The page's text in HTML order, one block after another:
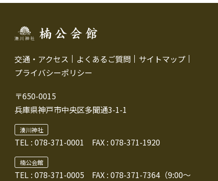
交通・アクセス よくあるご質問
サイトマップ
プライバシーポリシー
〒650-0015
兵庫県神戸市中央区多聞通3-1-1
湊川神社
TEL : 078-371-0001 FAX : 078-371-1920
楠公会館
TEL : 078-371-0005 FAX : 078-371-7364（9:00～